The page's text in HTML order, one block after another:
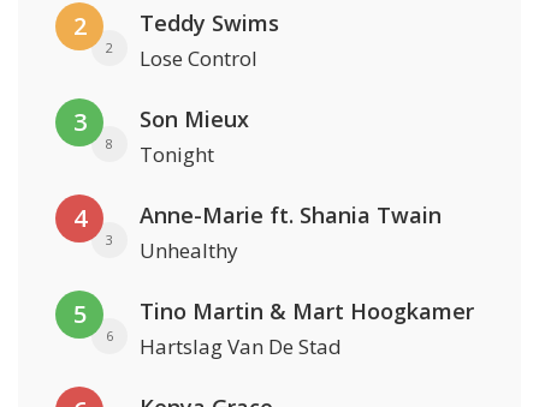
2
2
Teddy Swims
Lose Control
3
8
Son Mieux
Tonight
4
3
Anne-Marie ft. Shania Twain
Unhealthy
5
6
Tino Martin & Mart Hoogkamer
Hartslag Van De Stad